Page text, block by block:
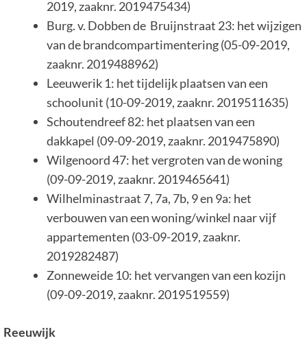
2019, zaaknr. 2019475434)
Burg. v. Dobben de Bruijnstraat 23: het wijzigen
van de brandcompartimentering (05-09-2019,
zaaknr. 2019488962)
Leeuwerik 1: het tijdelijk plaatsen van een
schoolunit (10-09-2019, zaaknr. 2019511635)
Schoutendreef 82: het plaatsen van een
dakkapel (09-09-2019, zaaknr. 2019475890)
Wilgenoord 47: het vergroten van de woning
(09-09-2019, zaaknr. 2019465641)
Wilhelminastraat 7, 7a, 7b, 9 en 9a: het
verbouwen van een woning/winkel naar vijf
appartementen (03-09-2019, zaaknr.
2019282487)
Zonneweide 10: het vervangen van een kozijn
(09-09-2019, zaaknr. 2019519559)
Reeuwijk